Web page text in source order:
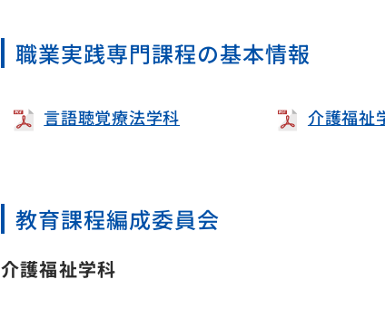
職業実践専門課程の基本情報
言語聴覚療法学科 介護福祉
教育課程編成委員会
介護福祉学科